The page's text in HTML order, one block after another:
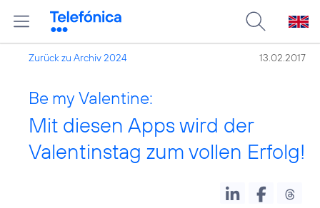
Zurück zu Archiv 2024 13.02.2017
Be my Valentine:
Mit diesen Apps wird der
Valentinstag zum vollen Erfolg!